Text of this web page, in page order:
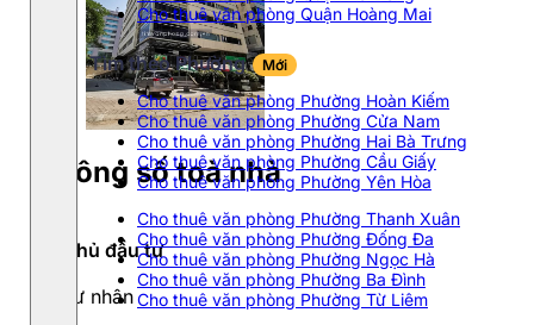
Cho thuê văn phòng Quận Hoàng Mai
Tìm theo Phường Mới
Cho thuê văn phòng Phường Hoàn Kiếm
Cho thuê văn phòng Phường Cửa Nam
Cho thuê văn phòng Phường Hai Bà Trưng
Cho thuê văn phòng Phường Cầu Giấy
Cho thuê văn phòng Phường Yên Hòa
Cho thuê văn phòng Phường Thanh Xuân
Cho thuê văn phòng Phường Đống Đa
Cho thuê văn phòng Phường Ngọc Hà
Cho thuê văn phòng Phường Ba Đình
Cho thuê văn phòng Phường Từ Liêm
Thông số toà nhà
Chủ đầu tư
Tư nhân